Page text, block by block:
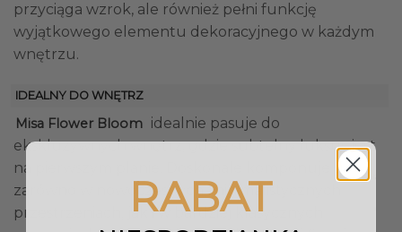
przyciąga wzrok, ale również pełni funkcję
wyjątkowego elementu dekoracyjnego w każdym
wnętrzu.
IDEALNY DO WNĘTRZ
Misa Flower Bloom idealnie pasuje do
ekskluzywnych wnętrz, gdzie subtelny luksus jest
na pierwszym planie. Doskonale komponuje się
zarówno w nowoczesnych, minimalistycznych
przestrzeniach, jak i w bardziej klasycznych
RABAT